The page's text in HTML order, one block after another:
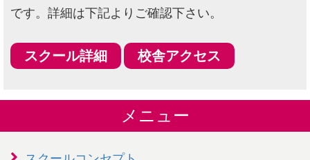
です。詳細は下記よりご確認下さい。
スクール詳細 校舎アクセス
メニュー